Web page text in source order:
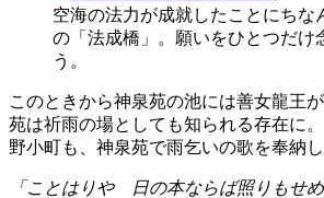
空海の法力が成就したことにち
の「法成橋」。願いをひとつだ
う。
このときから神泉苑の池には善女龍王
苑は祈雨の場としても知られる存在に
野小町も、神泉苑で雨乞いの歌を奉納し
ことはりや 日の本ならば照りもせ